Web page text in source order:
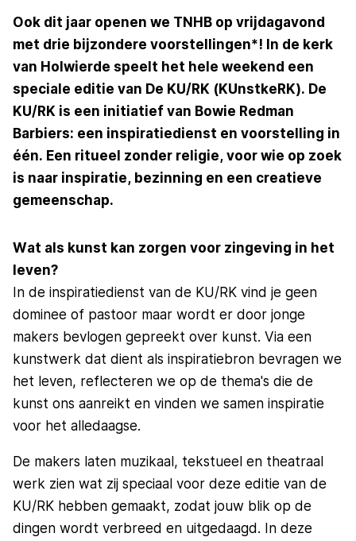
Ook dit jaar openen we TNHB op vrijdagavond
met drie bijzondere voorstellingen*! In de kerk
van Holwierde speelt het hele weekend een
speciale editie van De KU/RK (KUnstkeRK). De
KU/RK is een initiatief van Bowie Redman
Barbiers: een inspiratiedienst en voorstelling in
één. Een ritueel zonder religie, voor wie op zoek
is naar inspiratie, bezinning en een creatieve
gemeenschap.
Wat als kunst kan zorgen voor zingeving in het
leven?
In de inspiratiedienst van de KU/RK vind je geen
dominee of pastoor maar wordt er door jonge
makers bevlogen gepreekt over kunst. Via een
kunstwerk dat dient als inspiratiebron bevragen we
het leven, reflecteren we op de thema's die de
kunst ons aanreikt en vinden we samen inspiratie
voor het alledaagse.
De makers laten muzikaal, tekstueel en theatraal
werk zien wat zij speciaal voor deze editie van de
KU/RK hebben gemaakt, zodat jouw blik op de
dingen wordt verbreed en uitgedaagd. In deze